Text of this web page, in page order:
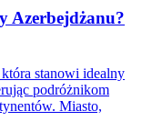
Azerbejdżanu?
stanowi idealny
podróżnikom
Miasto,